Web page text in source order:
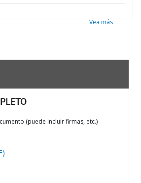
Vea más
(puede incluir firmas, etc.)